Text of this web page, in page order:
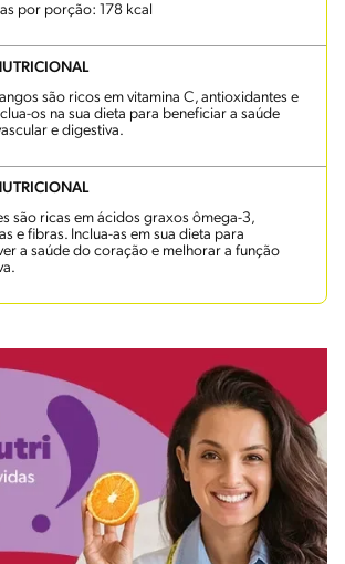
por porção: 178 kcal
são ricos em vitamina C, antioxidantes e
os na sua dieta para beneficiar a saúde
e digestiva.
são ricas em ácidos graxos ômega-3,
e fibras. Inclua-as em sua dieta para
a saúde do coração e melhorar a função